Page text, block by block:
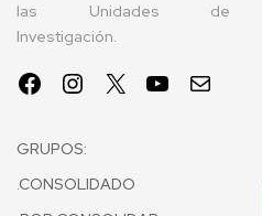
las Unidades de
Investigación.
GRUPOS:
.CONSOLIDADO